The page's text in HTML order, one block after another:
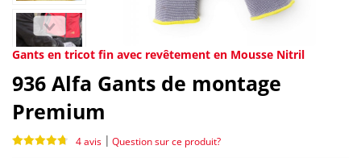
Gants en tricot fin avec revêtement en Mousse Nitril
936 Alfa Gants de montage
Premium
4 avis | Question sur ce produit?